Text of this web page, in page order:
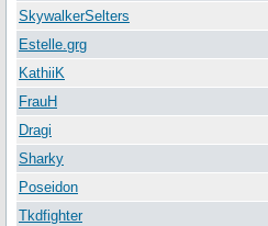
SkywalkerSelters
Estelle.grg
KathiiK
FrauH
Dragi
Sharky
Poseidon
Tkdfighter